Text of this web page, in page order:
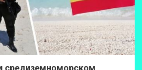
средиземноморском